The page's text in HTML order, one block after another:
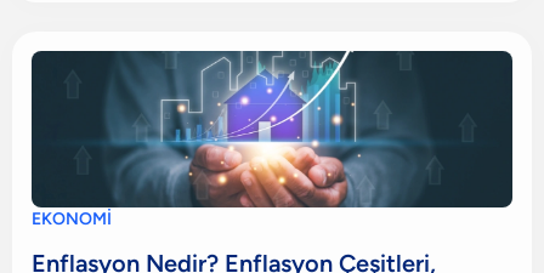
EKONOMİ
Enflasyon Nedir? Enflasyon Çeşitleri,